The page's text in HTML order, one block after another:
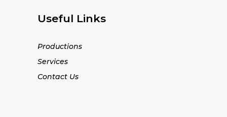
Useful Links
Productions
Services
Contact Us